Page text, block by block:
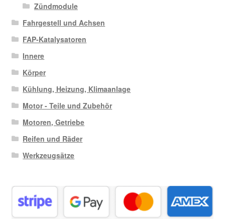
Zündmodule
Fahrgestell und Achsen
FAP-Katalysatoren
Innere
Körper
Kühlung, Heizung, Klimaanlage
Motor - Teile und Zubehör
Motoren, Getriebe
Reifen und Räder
Werkzeugsätze